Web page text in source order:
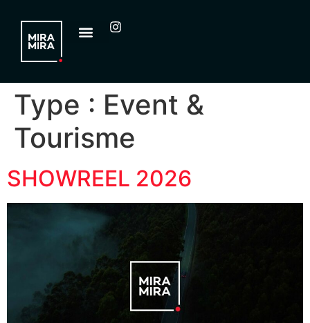
Type : Event &
Tourisme
SHOWREEL 2026